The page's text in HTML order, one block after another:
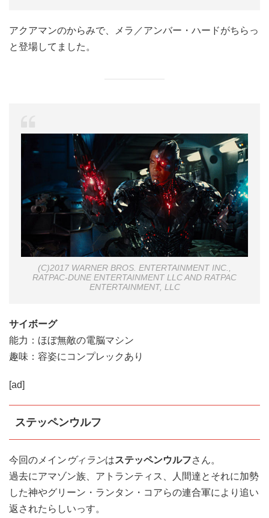
アクアマンのからみで、メラ／アンバー・ハードがちらっ
と登場してました。
(C)2017 WARNER BROS. ENTERTAINMENT INC.,
RATPAC-DUNE ENTERTAINMENT LLC AND RATPAC
ENTERTAINMENT, LLC
サイボーグ
能力：ほぼ無敵の電脳マシン
趣味：容姿にコンプレックあり
[ad]
ステッペンウルフ
今回のメイン ヴィランはステッペンウルフさん。
過去にアマゾン族、アトランティス、人間達とそれに加勢
した神やグリーン・ランタン・コアらの連合軍により追い
返されたらしいっす。